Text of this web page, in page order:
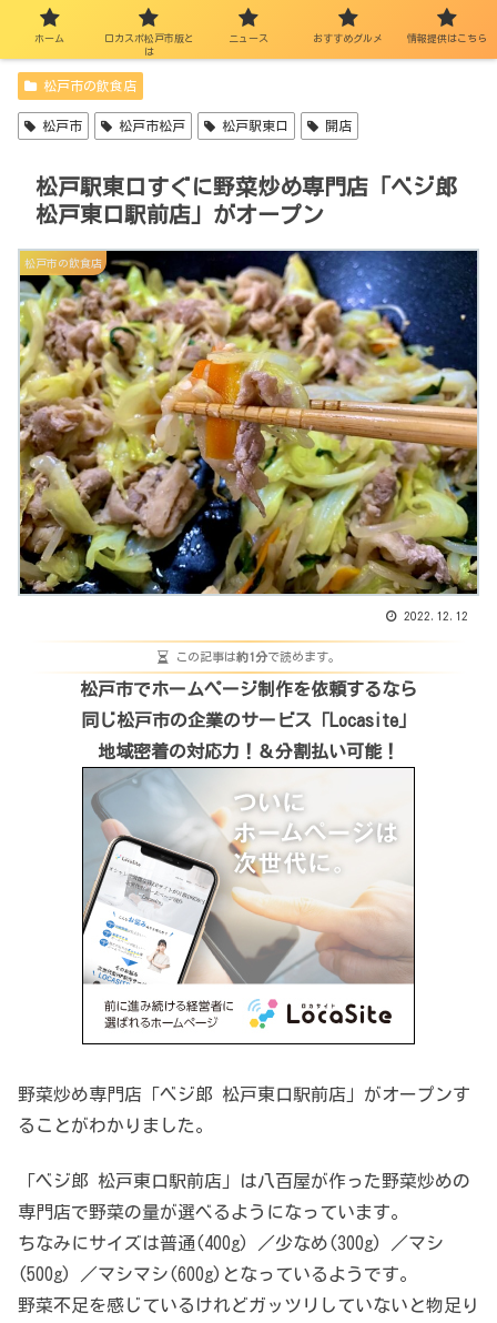
松戸市の飲食店
松戸市 松戸市松戸 松戸駅東口 開店
松戸駅東口すぐに野菜炒め専門店「ベジ郎
松戸東口駅前店」がオープン
松戸市の飲食店
2022.12.12
この記事は約1分で読めます。
松戸市でホームページ制作を依頼するなら
同じ松戸市の企業のサービス「Locasite」
地域密着の対応力！＆分割払い可能！
野菜炒め専門店「ベジ郎 松戸東口駅前店」がオープンす
ることがわかりました。
「ベジ郎 松戸東口駅前店」は八百屋が作った野菜炒めの
専門店で野菜の量が選べるようになっています。
ちなみにサイズは普通(400g) ／少なめ(300g) ／マシ
(500g) ／マシマシ(600g)となっているようです。
野菜不足を感じているけれどガッツリしていないと物足り
ホーム
ロカスポ松戸市版と
は
ニュース おすすめグルメ 情報提供はこちら